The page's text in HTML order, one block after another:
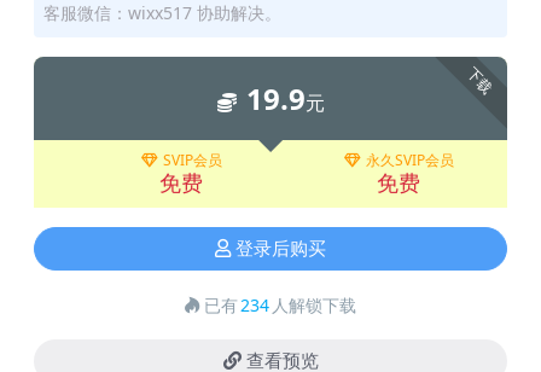
客服微信：wixx517 协助解决。
下载
19.9元
SVIP会员
免费
永久SVIP会员
免费
登录后购买
已有234 人解锁下载
查看预览